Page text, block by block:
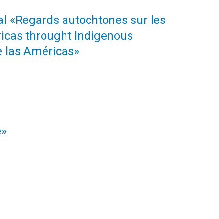
«Regards autochtones sur les
throught Indigenous
las Américas»